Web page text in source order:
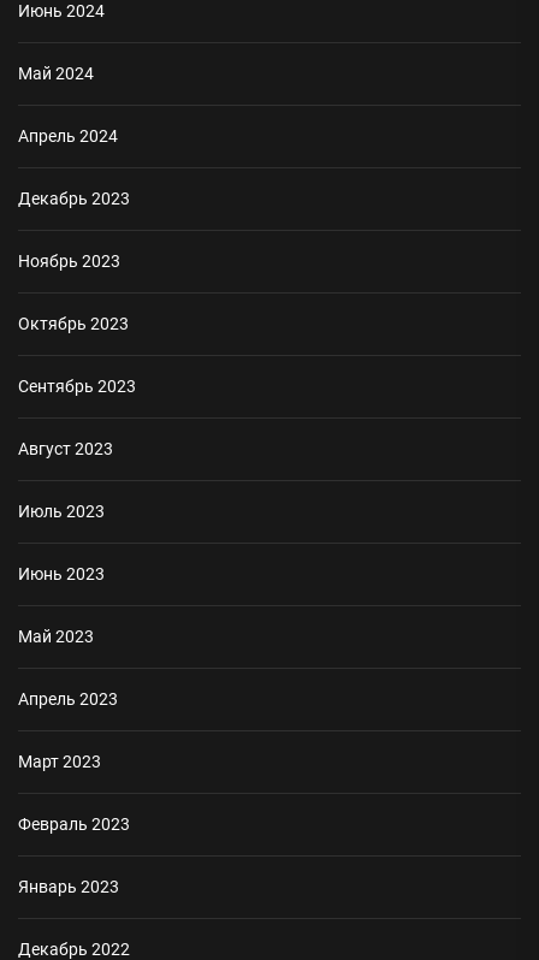
Июнь 2024
Май 2024
Апрель 2024
Декабрь 2023
Ноябрь 2023
Октябрь 2023
Сентябрь 2023
Август 2023
Июль 2023
Июнь 2023
Май 2023
Апрель 2023
Март 2023
Февраль 2023
Январь 2023
Декабрь 2022